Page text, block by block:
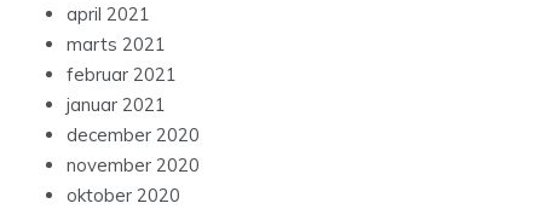
april 2021
marts 2021
februar 2021
januar 2021
december 2020
november 2020
oktober 2020